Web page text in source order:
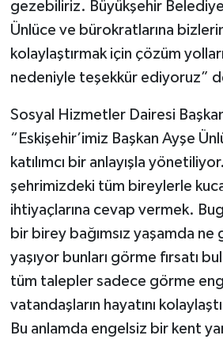
gezebiliriz. Büyükşehir Belediye
Ünlüce ve bürokratlarına bizlerin
kolaylaştırmak için çözüm yolları
nedeniyle teşekkür ediyoruz”
Sosyal Hizmetler Dairesi
“Eskişehir’imiz Başkan Ayşe
katılımcı bir anlayışla
şehrimizdeki tüm bireylerle
ihtiyaçlarına cevap vermek.
bir birey bağımsız yaşamda ne
yaşıyor bunları görme fırsatı
tüm talepler sadece görme
vatandaşların hayatını
Bu anlamda engelsiz bir kent